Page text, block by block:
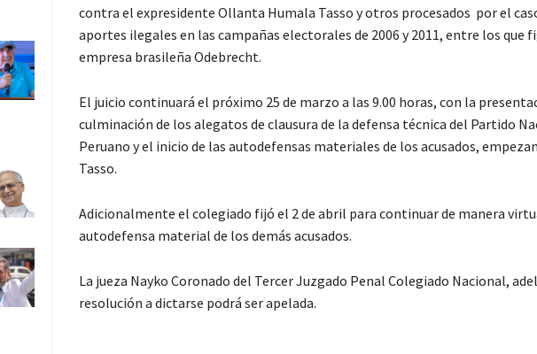
contra el expresidente Ollanta Humala Tasso y otros procesados por el
aportes ilegales en las campañas electorales de 2006 y 2011, entre los que
empresa brasileña Odebrecht.
El juicio continuará el próximo 25 de marzo a las 9.00 horas, con la
culminación de los alegatos de clausura de la defensa técnica del Partido
Peruano y el inicio de las autodefensas materiales de los acusados,
Tasso.
Adicionalmente el colegiado fijó el 2 de abril para continuar de manera
autodefensa material de los demás acusados.
La jueza Nayko Coronado del Tercer Juzgado Penal Colegiado Nacional,
resolución a dictarse podrá ser apelada.